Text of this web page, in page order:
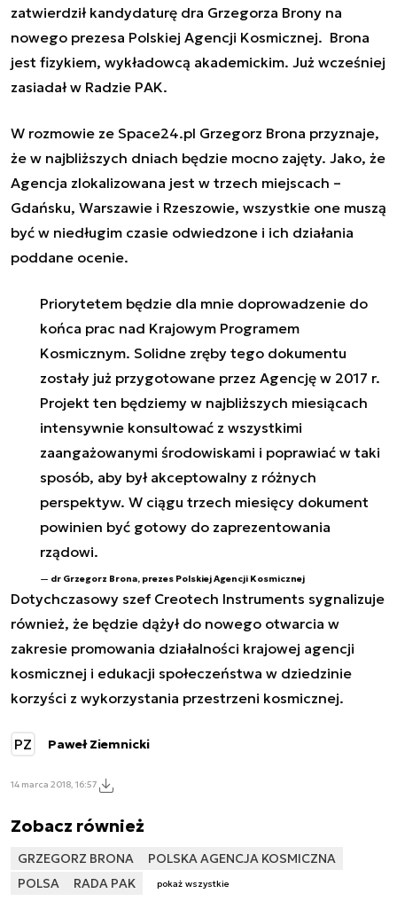
zatwierdził kandydaturę dra Grzegorza Brony na
nowego prezesa Polskiej Agencji Kosmicznej. Brona
jest fizykiem, wykładowcą akademickim. Już wcześniej
zasiadał w Radzie PAK.
W rozmowie ze Space24.pl Grzegorz Brona przyznaje,
że w najbliższych dniach będzie mocno zajęty. Jako, że
Agencja zlokalizowana jest w trzech miejscach –
Gdańsku, Warszawie i Rzeszowie, wszystkie one muszą
być w niedługim czasie odwiedzone i ich działania
poddane ocenie.
Priorytetem będzie dla mnie doprowadzenie do
końca prac nad Krajowym Programem
Kosmicznym. Solidne zręby tego dokumentu
zostały już przygotowane przez Agencję w 2017 r.
Projekt ten będziemy w najbliższych miesiącach
intensywnie konsultować z wszystkimi
zaangażowanymi środowiskami i poprawiać w taki
sposób, aby był akceptowalny z różnych
perspektyw. W ciągu trzech miesięcy dokument
powinien być gotowy do zaprezentowania
rządowi.
dr Grzegorz Brona, prezes Polskiej Agencji Kosmicznej
Dotychczasowy szef Creotech Instruments sygnalizuje
również, że będzie dążył do nowego otwarcia w
zakresie promowania działalności krajowej agencji
kosmicznej i edukacji społeczeństwa w dziedzinie
korzyści z wykorzystania przestrzeni kosmicznej.
PZ Paweł Ziemnicki
14 marca 2018, 16:57
Zobacz również
GRZEGORZ BRONA
POLSKA AGENCJA KOSMICZNA
POLSA
RADA PAK pokaż wszystkie